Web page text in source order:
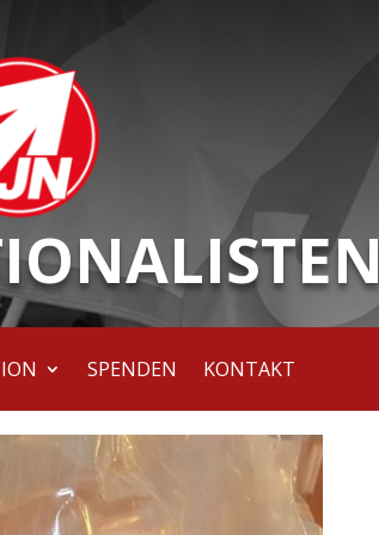
SPENDEN KONTAKT